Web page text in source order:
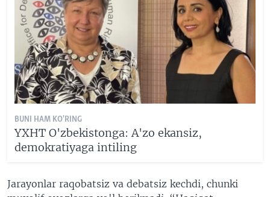
BUNI HAM KO'RING
YXHT O'zbekistonga: A'zo ekansiz,
demokratiyaga intiling
Jarayonlar raqobatsiz va debatsiz kechdi, chunki